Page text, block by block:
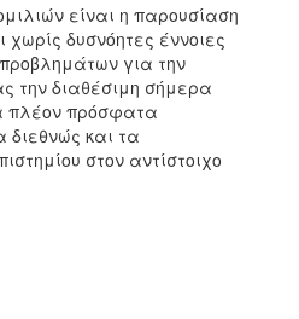
είναι η παρουσίαση
χωρίς δυσνόητες έννοιες
για την
την διαθέσιμη σήμερα
πλέον πρόσφατα
διεθνώς και τα
στον αντίστοιχο